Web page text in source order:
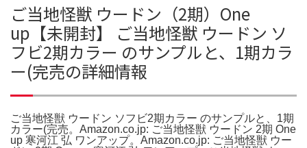
ご当地怪獣 ウードン（2期）One
up【未開封】 ご当地怪獣 ウードン ソ
フビ2期カラー のサンプルと、1期カラ
ー(完売の詳細情報
ご当地怪獣 ウードン ソフビ2期カラー のサンプルと、1期
カラー(完売。Amazon.co.jp: ご当地怪獣 ウードン 2期 One
up 寒河江 弘 ワンアップ。Amazon.co.jp: ご当地怪獣 ウー